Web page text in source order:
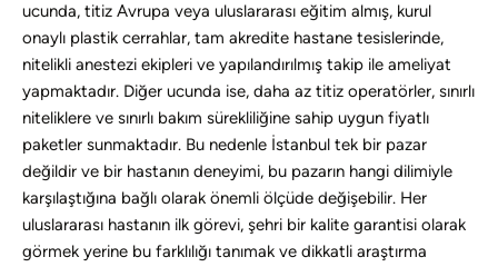
ucunda, titiz Avrupa veya uluslararası eğitim almış, kurul
onaylı plastik cerrahlar, tam akredite hastane tesislerinde,
nitelikli anestezi ekipleri ve yapılandırılmış takip ile ameliyat
yapmaktadır. Diğer ucunda ise, daha az titiz operatörler, sınırlı
niteliklere ve sınırlı bakım sürekliliğine sahip uygun fiyatlı
paketler sunmaktadır. Bu nedenle İstanbul tek bir pazar
değildir ve bir hastanın deneyimi, bu pazarın hangi dilimiyle
karşılaştığına bağlı olarak önemli ölçüde değişebilir. Her
uluslararası hastanın ilk görevi, şehri bir kalite garantisi olarak
görmek yerine bu farklılığı tanımak ve dikkatli araştırma